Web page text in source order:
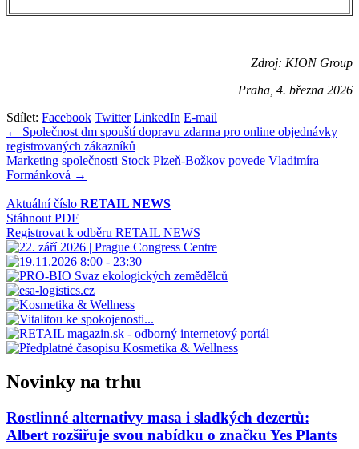
Zdroj: KION Group
Praha, 4. března 2026
Sdílet: Facebook Twitter LinkedIn E-mail
Navigace
pro
příspěvek
← Společnost dm spouští dopravu zdarma pro online objednávky
registrovaných zákazníků
Marketing společnosti Stock Plzeň-Božkov povede Vladimíra
Formánková →
Aktuální číslo RETAIL NEWS
Stáhnout PDF
Registrovat k odběru RETAIL NEWS
Novinky na trhu
Rostlinné alternativy masa i sladkých dezertů:
Albert rozšiřuje svou nabídku o značku Yes Plants